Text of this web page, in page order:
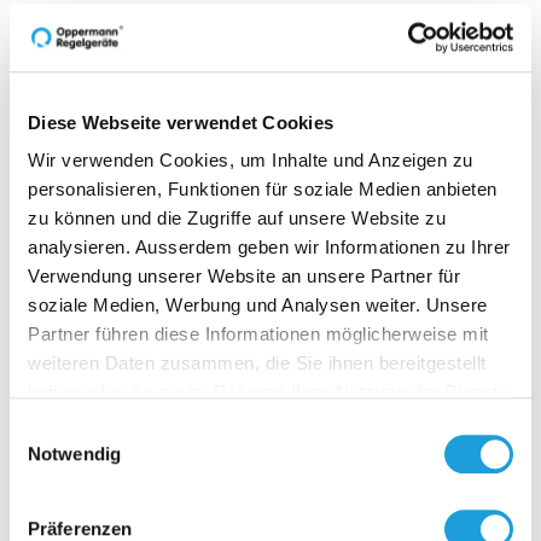
Diese Webseite verwendet Cookies
Wir verwenden Cookies, um Inhalte und Anzeigen zu
personalisieren, Funktionen für soziale Medien anbieten
zu können und die Zugriffe auf unsere Website zu
analysieren. Ausserdem geben wir Informationen zu Ihrer
Verwendung unserer Website an unsere Partner für
soziale Medien, Werbung und Analysen weiter. Unsere
Partner führen diese Informationen möglicherweise mit
weiteren Daten zusammen, die Sie ihnen bereitgestellt
Notwendig
Präferenzen
Technische Daten
Zubehör